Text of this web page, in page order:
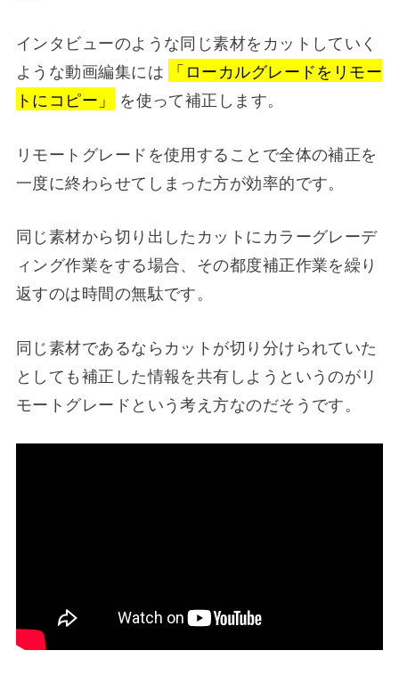
インタビューのような同じ素材をカットしていく
ような動画編集には
「ローカルグレードをリモー
トにコピー」
を使って補正します。
リモートグレードを使用することで全体の補正を
一度に終わらせてしまった方が効率的です。
同じ素材から切り出したカットにカラーグレーデ
ィング作業をする場合、その都度補正作業を繰り
返すのは時間の無駄です。
同じ素材であるならカットが切り分けられていた
としても補正した情報を共有しようというのがリ
モートグレードという考え方なのだそうです。